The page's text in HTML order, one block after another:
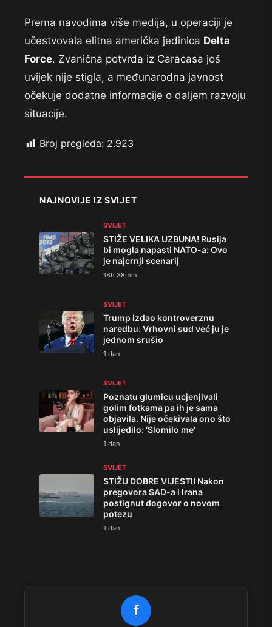
Prema navodima više medija, u operaciji je
učestvovala elitna američka jedinica Delta
Force. Zvanična potvrda iz Caracasa još
uvijek nije stigla, a međunarodna javnost
očekuje dodatne informacije o daljem razvoju
situacije.
Broj pregleda: 2.923
NAJNOVIJE IZ SVIJET
SVIJET
STIŽE VELIKA UZBUNA! Rusija
bi mogla napasti NATO-a: Ovo
je najcrnji scenarij
18h 38min
SVIJET
Trump izdao kontroverznu
naredbu: Vrhovni sud već ju je
jednom srušio
1 dan
SVIJET
Poznatu glumicu ucjenjivali
golim fotkama pa ih je sama
objavila. Nije očekivala ono što
uslijedilo: ‘Slomilo me‘
1 dan
SVIJET
STIŽU DOBRE VIJESTI! Nakon
pregovora SAD-a i Irana
postignut dogovor o novom
potezu
1 dan
f